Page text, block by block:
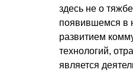
здесь не о
появившемся в
развитием
технологий,
является